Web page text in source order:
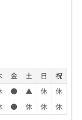
金 土 日
祝
● ▲ 休
休
● 休 休
休